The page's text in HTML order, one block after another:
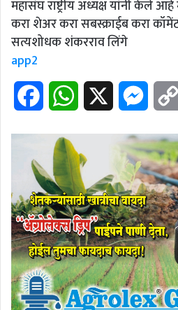
महासंघ राष्ट्रीय अध्यक्ष यांनी केले
करा शेअर करा सबस्क्राईब करा
सत्यशोधक शंकरराव लिंगे
app2
e
b
o
o
k
a
t
s
A
p
p
s
s
e
n
g
e